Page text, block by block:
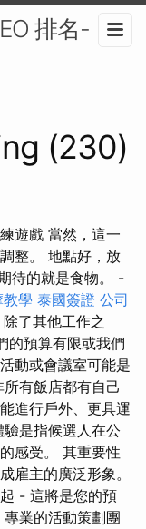
排名-
(230)
遊戲 當然，這一
整。 地點好，放
待的就是食物。 -
教學 泰國簽證 公司
了其他工作之
的預算有限或我們
動或會議室可能是
有飯店都有自己
進行戶外、更具運
是指候選人在公
感受。 其重要性
雇主的廣泛形象。
​​- 這將是您的預
業的活動策劃團